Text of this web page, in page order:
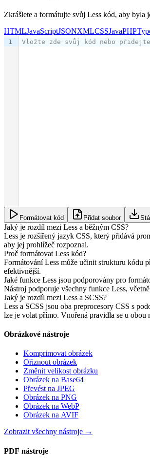
Zkrášlete a formátujte svůj Less kód, aby byla
HTMLJavaScriptJSONXMLCSSJavaPHP
1 Vložte zde svůj kód nebo
Formátovat kód Přidat soubor
Jaký je rozdíl mezi Less a běžným CSS?
Less je rozšířený jazyk CSS, který přidává
aby jej prohlížeč rozpoznal.
Proč formátovat Less kód?
Formátování Less může učinit strukturu kódu
efektivnější.
Jaké funkce Less jsou podporovány pro
Nástroj podporuje všechny funkce Less,
Jaký je rozdíl mezi Less a SCSS?
Less a SCSS jsou oba preprocesory CSS s
lze je volat přímo. Vnořená pravidla se u
Obrázkové nástroje
Komprimovat obrázek
Oříznout obrázek
Změnit velikost obrázku
Obrázek na Base64
Převést na JPEG
Obrázek na PNG
Obrázek na WebP
Obrázek na AVIF
Zobrazit všechny nástroje →
PDF nástroje